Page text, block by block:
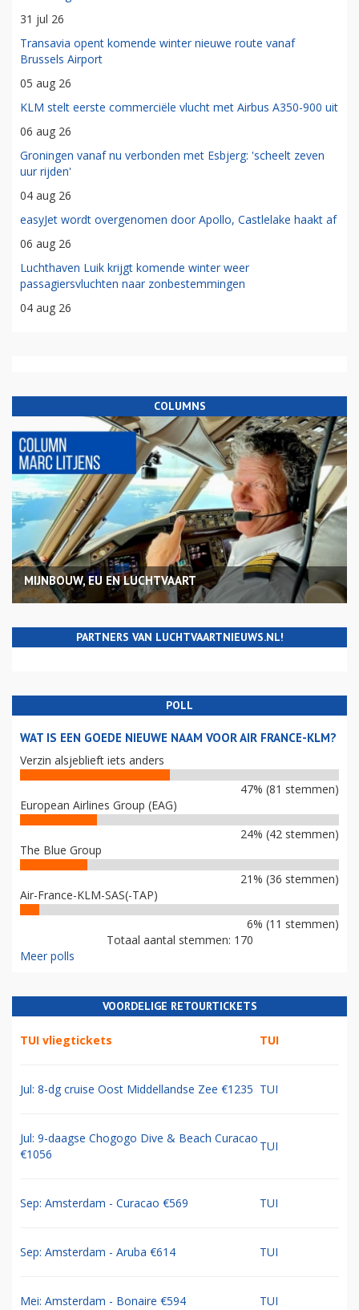
31 jul 26
Transavia opent komende winter nieuwe route vanaf
Brussels Airport
05 aug 26
KLM stelt eerste commerciële vlucht met Airbus A350-900 uit
06 aug 26
Groningen vanaf nu verbonden met Esbjerg: 'scheelt zeven
uur rijden'
04 aug 26
easyJet wordt overgenomen door Apollo, Castlelake haakt af
06 aug 26
Luchthaven Luik krijgt komende winter weer
passagiersvluchten naar zonbestemmingen
04 aug 26
COLUMNS
MIJNBOUW, EU EN LUCHTVAART
PARTNERS VAN LUCHTVAARTNIEUWS.NL!
POLL
WAT IS EEN GOEDE NIEUWE NAAM VOOR AIR FRANCE-KLM?
Verzin alsjeblieft iets anders
47% (81 stemmen)
European Airlines Group (EAG)
24% (42 stemmen)
The Blue Group
21% (36 stemmen)
Air-France-KLM-SAS(-TAP)
6% (11 stemmen)
Totaal aantal stemmen: 170
Meer polls
VOORDELIGE RETOURTICKETS
TUI vliegtickets TUI
Jul: 8-dg cruise Oost Middellandse Zee €1235 TUI
Jul: 9-daagse Chogogo Dive & Beach Curacao
€1056
TUI
Sep: Amsterdam - Curacao €569 TUI
Sep: Amsterdam - Aruba €614 TUI
Mei: Amsterdam - Bonaire €594 TUI